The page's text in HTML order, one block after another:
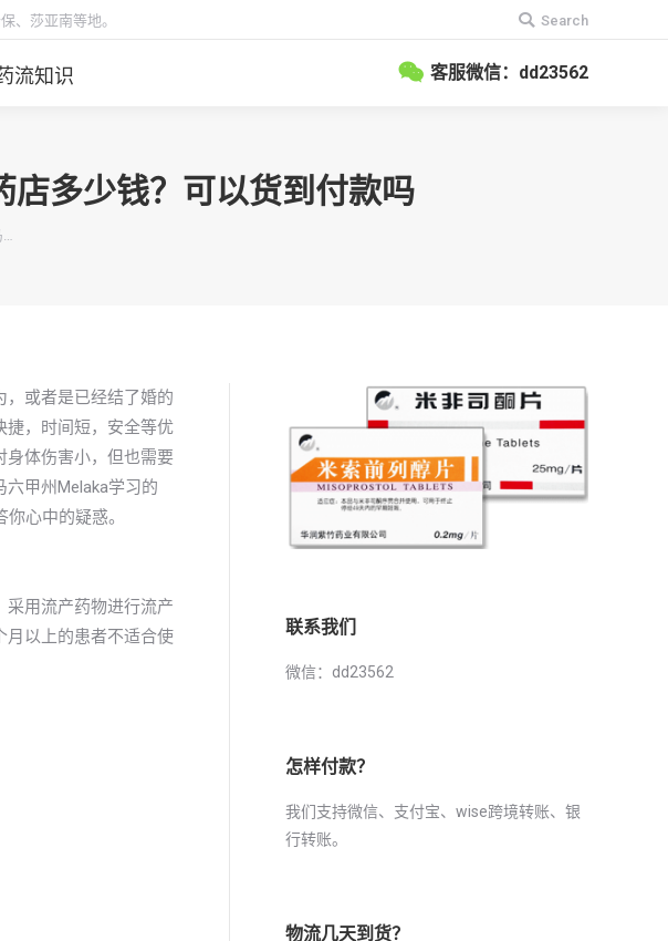
、莎亚南等地。
搜
索：
Search
流知识 客服微信：dd23562
店多少钱？可以货到付款吗
…
，或者是已经结了婚的
捷，时间短，安全等优
身体伤害小，但也需要
甲州Melaka学习的
心中的疑惑。
用流产药物进行流产
月以上的患者不适合使
联系我们
微信：dd23562
怎样付款？
我们支持微信、支付宝、wise跨境转账、银
行转账。
物流几天到货？